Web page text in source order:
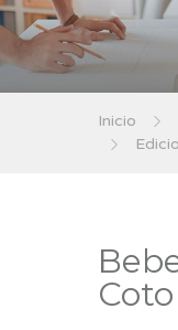
Inicio
Coto